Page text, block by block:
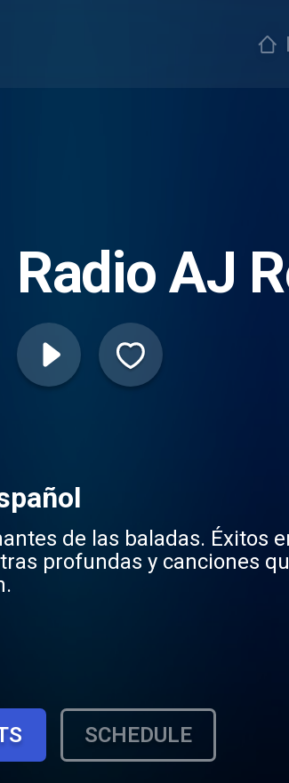
Radio AJ
de las baladas. Éxitos
profundas y canciones
SCHEDULE